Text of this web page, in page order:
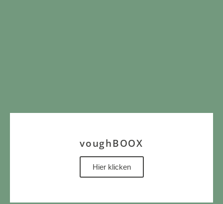
voughBOOX
Hier klicken